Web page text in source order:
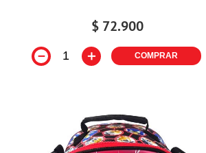
$ 72.900
－ ＋ COMPRAR